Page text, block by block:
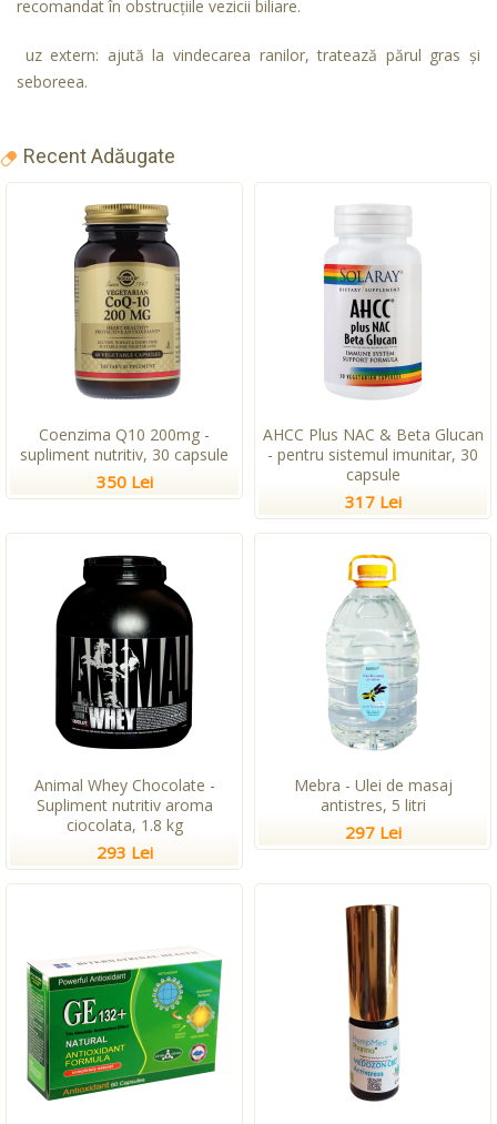
recomandat în obstrucțiile vezicii biliare.
uz extern: ajută la vindecarea ranilor, tratează părul gras și
seboreea.
Recent Adăugate
Coenzima Q10 200mg -
supliment nutritiv, 30 capsule
350 Lei
AHCC Plus NAC & Beta Glucan
- pentru sistemul imunitar, 30
capsule
317 Lei
Animal Whey Chocolate -
Supliment nutritiv aroma
ciocolata, 1.8 kg
293 Lei
Mebra - Ulei de masaj
antistres, 5 litri
297 Lei